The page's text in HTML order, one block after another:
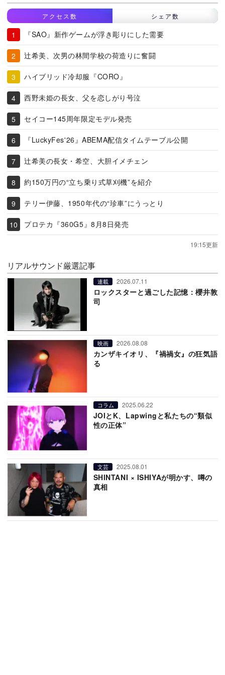
アクセス数 シェア数
『SAO』新作ゲームが浮き彫りにした需要
辻希美、次男の林間学校の荷造りに奮闘
ハイブリッド冷却服『CORO』
西野未姫の長女、父を恋しがり号泣
セイコー145周年限定モデル発売
『LuckyFes'26』ABEMA配信タイムテーブル公開
辻希美の長女・希空、大胆イメチェン
約150万円の“立ち乗り式草刈機”を紹介
テリー伊藤、1950年代の“珍車”にうっとり
プロテカ『360G5』8月8日発売
19:15更新
リアルサウンド厳選記事
連載 2026.07.11
ロックスターと過ごした記憶：櫻井敦
司
映画 2026.08.08
カンザキイオリ、『禍禍女』の狂気語
る
コラム 2025.06.22
JOIとK、Lapwingと私たちの“類似
性の正体”
文芸 2025.08.01
SHINTANI × ISHIYAが明かす、噂の
真相